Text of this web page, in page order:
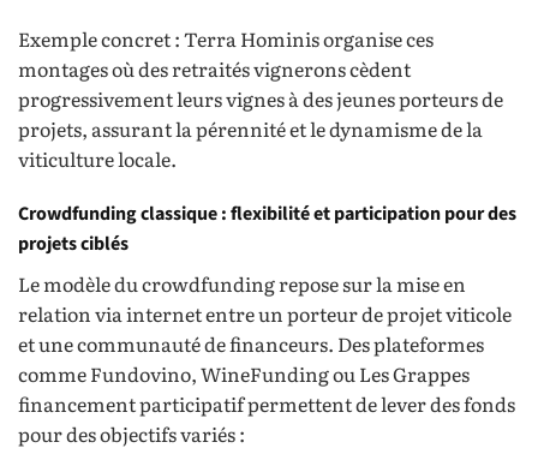
Exemple concret : Terra Hominis organise ces
montages où des retraités vignerons cèdent
progressivement leurs vignes à des jeunes porteurs de
projets, assurant la pérennité et le dynamisme de la
viticulture locale.
Crowdfunding classique : flexibilité et participation pour des
projets ciblés
Le modèle du crowdfunding repose sur la mise en
relation via internet entre un porteur de projet viticole
et une communauté de financeurs. Des plateformes
comme Fundovino, WineFunding ou Les Grappes
financement participatif permettent de lever des fonds
pour des objectifs variés :